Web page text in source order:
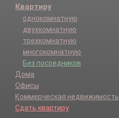
Квартиру
однокомнатную
двухкомнатную
трехкомнатную
многокомнатную
Без посредников
Дома
Офисы
Коммерческая недвижимость
Сдать квартиру